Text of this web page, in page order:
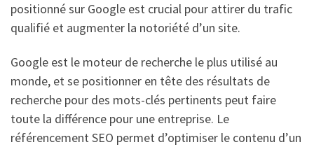
positionné sur Google est crucial pour attirer du trafic
qualifié et augmenter la notoriété d’un site.
Google est le moteur de recherche le plus utilisé au
monde, et se positionner en tête des résultats de
recherche pour des mots-clés pertinents peut faire
toute la différence pour une entreprise. Le
référencement SEO permet d’optimiser le contenu d’un